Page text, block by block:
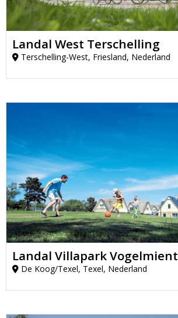
Landal West Terschelling
Terschelling-West, Friesland, Nederland
Landal Villapark Vogelmient
De Koog/Texel, Texel, Nederland